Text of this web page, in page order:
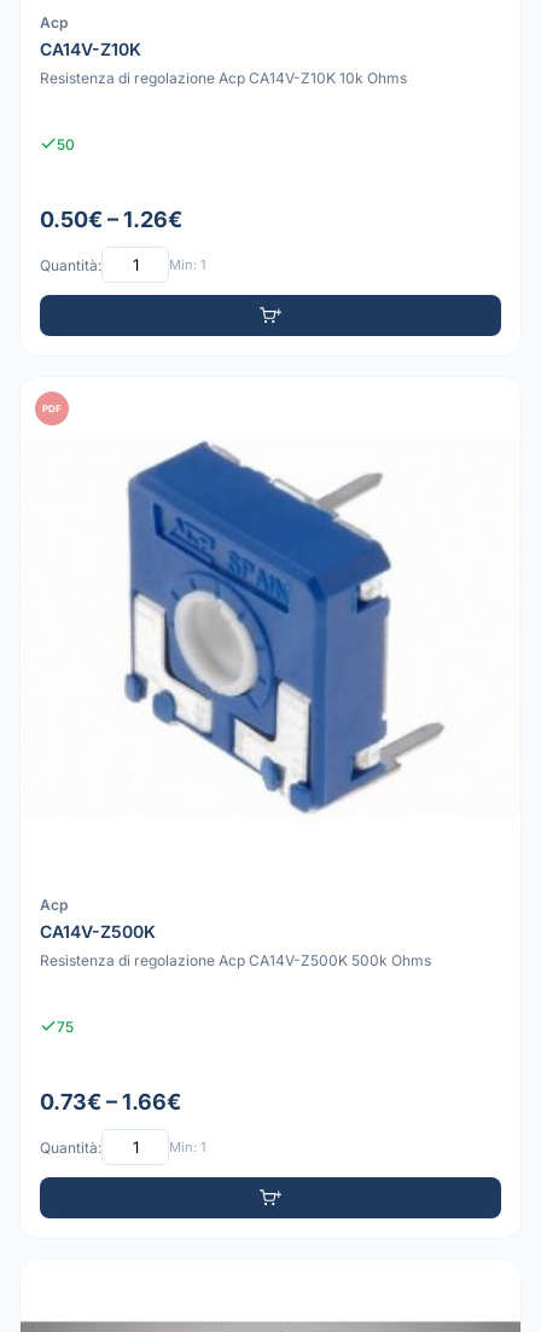
Acp
CA14V-Z10K
Resistenza di regolazione Acp CA14V-Z10K 10k Ohms
50
0.50€ – 1.26€
Quantità: Min: 1
PDF
Acp
CA14V-Z500K
Resistenza di regolazione Acp CA14V-Z500K 500k Ohms
75
0.73€ – 1.66€
Quantità: Min: 1